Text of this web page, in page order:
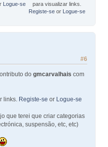
Logue-se
para visualizar links.
Registe-se or Logue-se
#6
do gmcarvalhais com
links. Registe-se or Logue-se
que terei que criar categorias
suspensão, etc, etc)